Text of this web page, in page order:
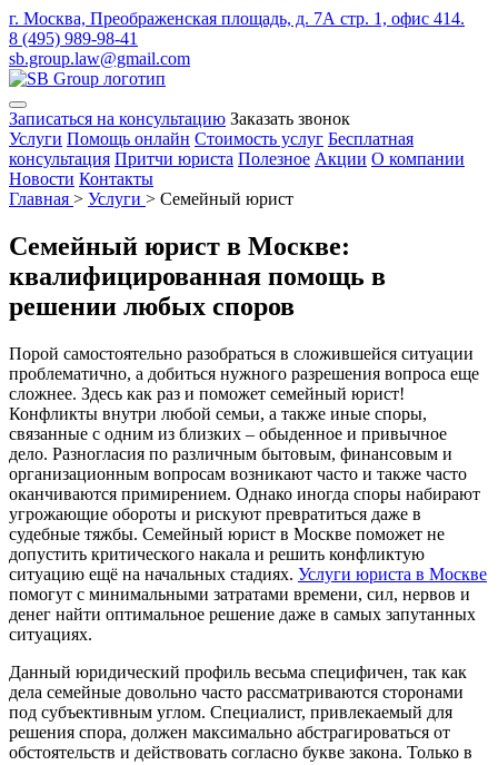
г. Москва, Преображенская площадь, д. 7А стр. 1, офис 414.
8 (495) 989-98-41
sb.group.law@gmail.com
Записаться на консультацию Заказать звонок
Услуги Помощь онлайн Стоимость услуг Бесплатная
консультация Притчи юриста Полезное Акции О компании
Новости Контакты
Главная > Услуги > Семейный юрист
Семейный юрист в Москве:
квалифицированная помощь в
решении любых споров
Порой самостоятельно разобраться в сложившейся ситуации
проблематично, а добиться нужного разрешения вопроса еще
сложнее. Здесь как раз и поможет семейный юрист!
Конфликты внутри любой семьи, а также иные споры,
связанные с одним из близких – обыденное и привычное
дело. Разногласия по различным бытовым, финансовым и
организационным вопросам возникают часто и также часто
оканчиваются примирением. Однако иногда споры набирают
угрожающие обороты и рискуют превратиться даже в
судебные тяжбы. Семейный юрист в Москве поможет не
допустить критического накала и решить конфликтую
ситуацию ещё на начальных стадиях. Услуги юриста в Москве
помогут с минимальными затратами времени, сил, нервов и
денег найти оптимальное решение даже в самых запутанных
ситуациях.
Данный юридический профиль весьма специфичен, так как
дела семейные довольно часто рассматриваются сторонами
под субъективным углом. Специалист, привлекаемый для
решения спора, должен максимально абстрагироваться от
обстоятельств и действовать согласно букве закона. Только в